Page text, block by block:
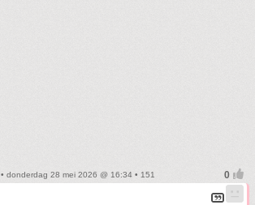
• donderdag 28 mei 2026 @ 16:34 • 151